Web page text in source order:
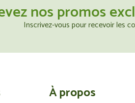
nos promos
Inscrivez-vous pour recevoir les
À propos